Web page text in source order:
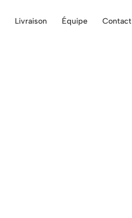
Livraison Équipe Contact